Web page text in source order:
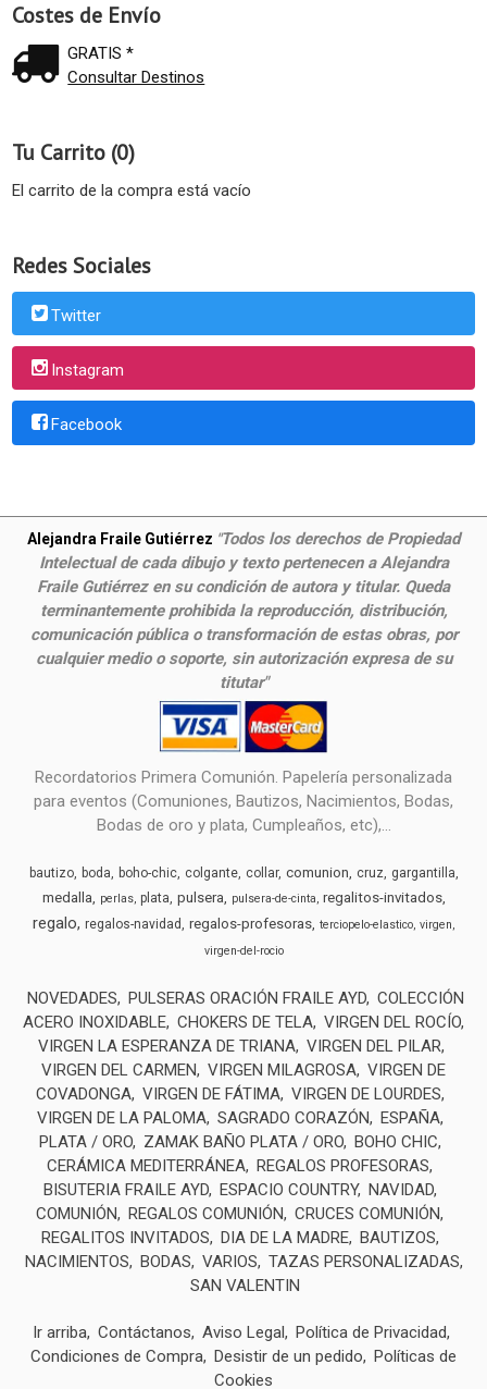
Costes de Envío
GRATIS *
Consultar Destinos
Tu Carrito (0)
El carrito de la compra está vacío
Redes Sociales
Twitter
Instagram
Facebook
Alejandra Fraile Gutiérrez "Todos los derechos de Propiedad
Intelectual de cada dibujo y texto pertenecen a Alejandra
Fraile Gutiérrez en su condición de autora y titular. Queda
terminantemente prohibida la reproducción, distribución,
comunicación pública o transformación de estas obras, por
cualquier medio o soporte, sin autorización expresa de su
titutar"
Recordatorios Primera Comunión. Papelería personalizada
para eventos (Comuniones, Bautizos, Nacimientos, Bodas,
Bodas de oro y plata, Cumpleaños, etc),...
bautizo boda boho-chic colgante collar comunion cruz gargantilla
medalla perlas plata pulsera pulsera-de-cinta regalitos-invitados
regalo regalos-navidad regalos-profesoras terciopelo-elastico virgen
virgen-del-rocio
NOVEDADES PULSERAS ORACIÓN FRAILE AYD COLECCIÓN
ACERO INOXIDABLE CHOKERS DE TELA VIRGEN DEL ROCÍO
VIRGEN LA ESPERANZA DE TRIANA VIRGEN DEL PILAR
VIRGEN DEL CARMEN
VIRGEN MILAGROSA VIRGEN DE
COVADONGA VIRGEN DE FÁTIMA VIRGEN DE LOURDES
VIRGEN DE LA PALOMA SAGRADO CORAZÓN
ESPAÑA
PLATA / ORO
ZAMAK BAÑO PLATA / ORO BOHO CHIC
CERÁMICA MEDITERRÁNEA REGALOS PROFESORAS
BISUTERIA FRAILE AYD ESPACIO COUNTRY NAVIDAD
COMUNIÓN
REGALOS COMUNIÓN
CRUCES COMUNIÓN
REGALITOS INVITADOS
DIA DE LA MADRE BAUTIZOS
NACIMIENTOS
BODAS VARIOS
TAZAS PERSONALIZADAS
SAN VALENTIN
Ir arriba Contáctanos Aviso Legal
Política de Privacidad
Condiciones de Compra Desistir de un pedido
Políticas de
Cookies